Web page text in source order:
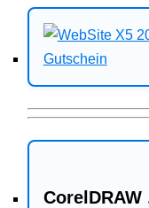
CorelDRAW